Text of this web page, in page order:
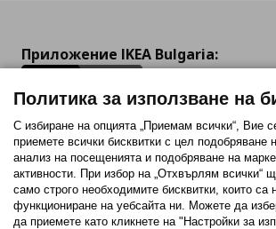
Приложение IKEA Bulgaria:
Последвайте ни:
FacebookTwitterYoutubePinterestInstagram
Политика за използване на
С избиране на опцията „Приемам всички“, Вие
приемете всички бисквитки с цел подобряване
анализ на посещенията и подобряване на
активности. При избор на „Отхвърлям всички“
само строго необходимитe бисквитки, които са
функциониране на уебсайта ни. Можете да
да приемете като кликнете на "Настройки за